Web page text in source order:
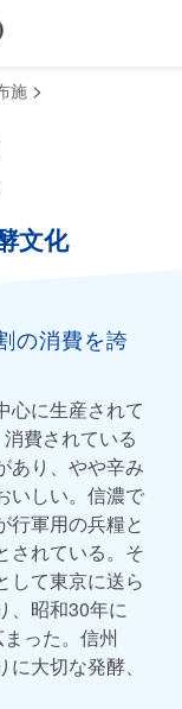
施 >
文化
の消費を誇
心に生産されて
費されている
あり、やや辛み
いしい。信濃で
行軍用の兵糧と
されている。そ
して東京に送ら
、昭和30年に
った。信州
大切な発酵、